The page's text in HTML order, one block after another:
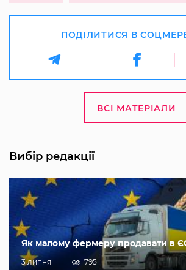
ПОДІЛИТИСЯ В
ВСІ МАТЕРІАЛИ
Вибір редакції
Як малому фермеру продавати в
3 липня 795